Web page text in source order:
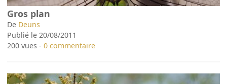
Gros plan
De Deuns
Publié le 20/08/2011
200 vues -0 commentaire